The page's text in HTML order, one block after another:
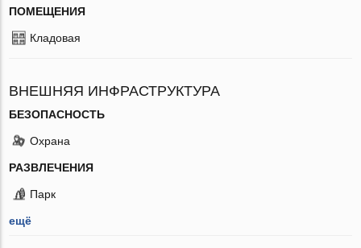
ПОМЕЩЕНИЯ
Кладовая
ВНЕШНЯЯ ИНФРАСТРУКТУРА
БЕЗОПАСНОСТЬ
Охрана
РАЗВЛЕЧЕНИЯ
Парк
ещё